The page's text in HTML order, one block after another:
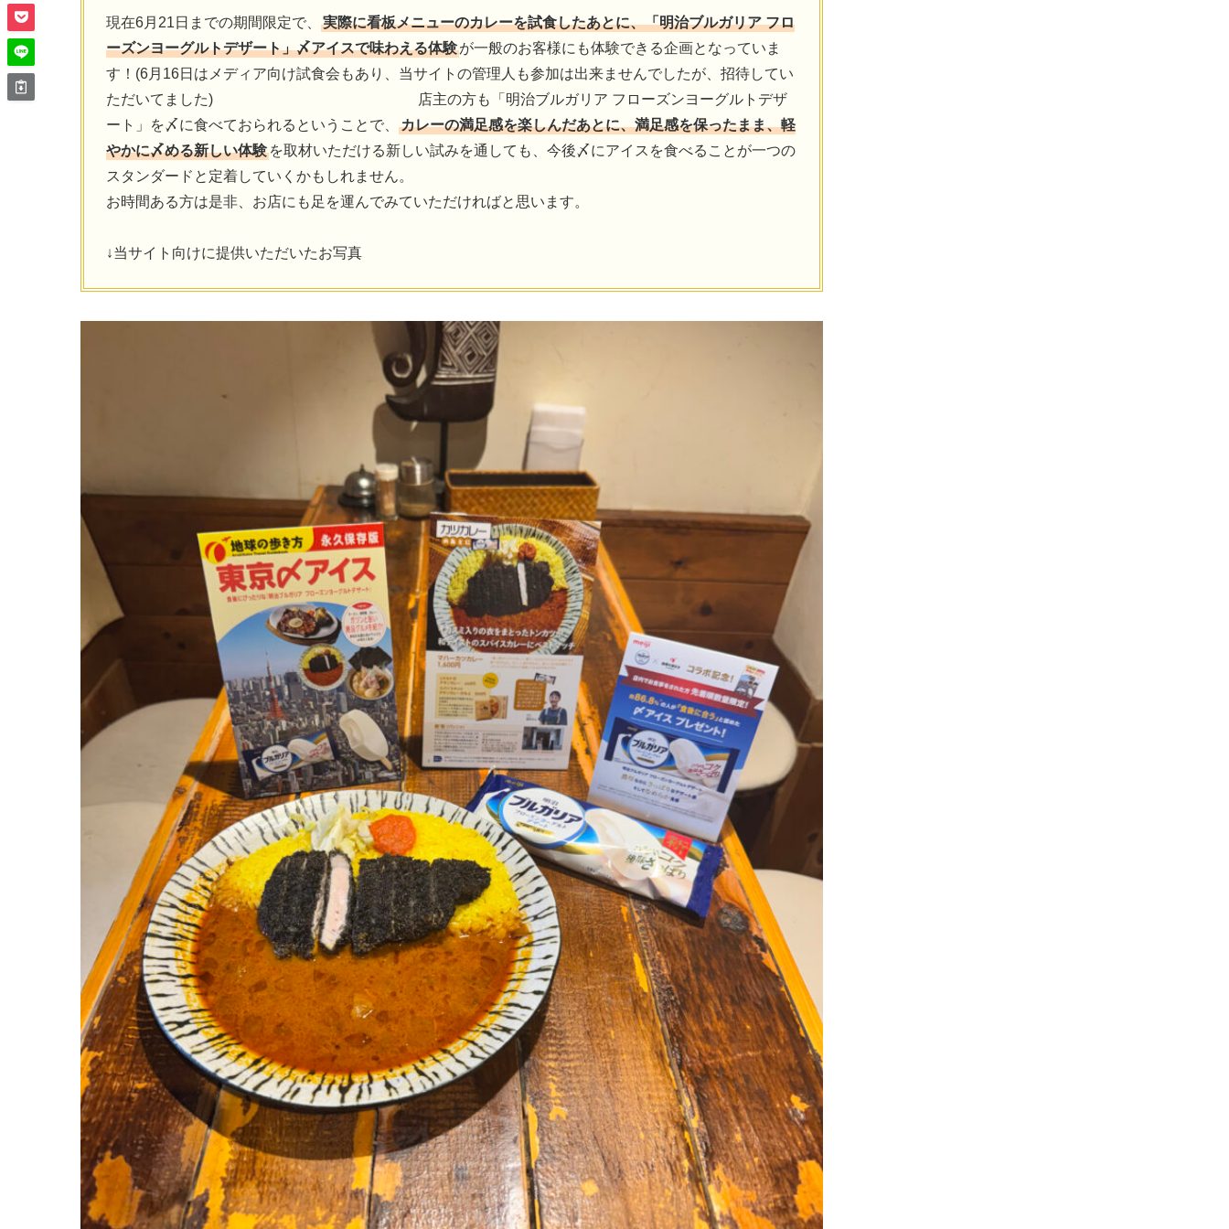
現在6月21日までの期間限定で、
実際に看板メニューのカレーを試食したあとに、「明治ブルガリア フロ
ーズンヨーグルトデザート」〆アイスで味わえる体験が一般のお客様にも体験できる企画となっていま
す！(6月16日はメディア向け試食会もあり、当サイトの管理人も参加は出来ませんでしたが、招待してい
ただいてました) 店主の方も「明治ブルガリア フローズンヨーグルトデザ
ート」を〆に食べておられるということで、
カレーの満足感を楽しんだあとに、満足感を保ったまま、軽
やかに〆める新しい体験 を取材いただける新しい試みを通しても、今後〆にアイスを食べることが一つの
スタンダードと定着していくかもしれません。
お時間ある方は是非、お店にも足を運んでみていただければと思います。
↓当サイト向けに提供いただいたお写真